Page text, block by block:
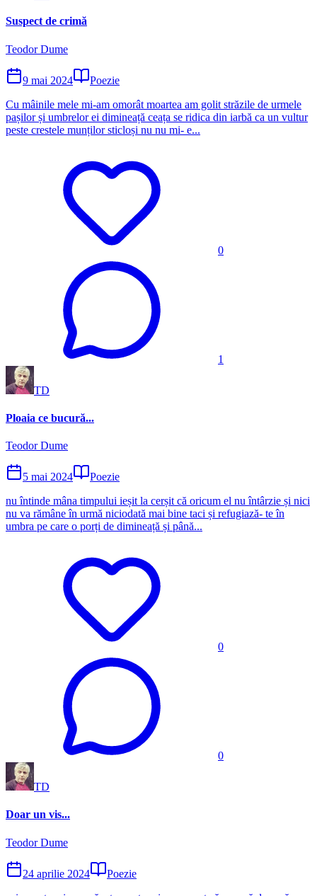
Suspect de crimă
Teodor Dume
9 mai 2024
Poezie
Cu mâinile mele mi-am omorât moartea am golit străzile de urmele
pașilor și umbrelor ei dimineață ceața se ridica din iarbă ca un vultur
peste crestele munților sticloși nu nu mi- e...
0
1
TD
Ploaia ce bucură...
Teodor Dume
5 mai 2024
Poezie
nu întinde mâna timpului ieșit la cerșit că oricum el nu întârzie și nici
nu va rămâne în urmă niciodată mai bine taci și refugiază- te în
umbra pe care o porți de dimineață și până...
0
0
TD
Doar un vis...
Teodor Dume
24 aprilie 2024
Poezie